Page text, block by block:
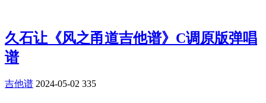
久石让《风之甬道吉他谱》C调原版弹唱
谱
吉他谱 2024-05-02 335